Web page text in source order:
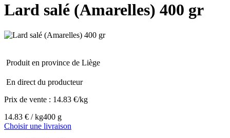
Lard salé (Amarelles) 400 gr
Produit en province de Liège
En direct du producteur
Prix de vente : 14.83 €/kg
14.83 € / kg400 g
Choisir une livraison